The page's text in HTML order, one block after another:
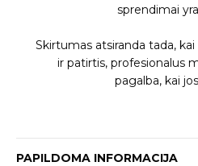
sprendimai
Skirtumas atsiranda tada,
ir patirtis, profesionalus
pagalba, kai
PAPILDOMA INFORMACIJA